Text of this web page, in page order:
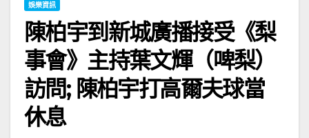
娛樂資訊
陳柏宇到新城廣播接受《梨
事會》主持葉文輝（啤梨）
訪問; 陳柏宇打高爾夫球當
休息